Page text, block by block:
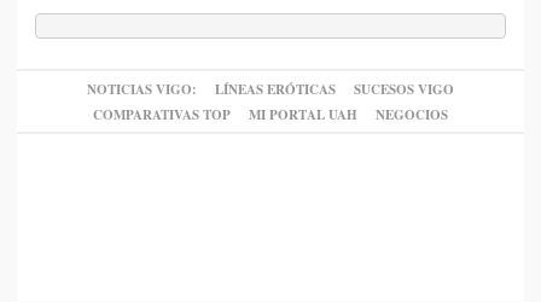
NOTICIAS VIGO: LÍNEAS ERÓTICAS
SUCESOS VIGO
COMPARATIVAS TOP
MI PORTAL UAH NEGOCIOS